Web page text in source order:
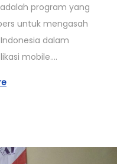
program yang
untuk mengasah
dalam
mobile….